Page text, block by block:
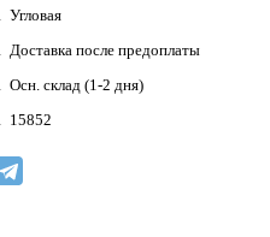
Угловая
Доставка после предоплаты
Осн. склад (1-2 дня)
15852